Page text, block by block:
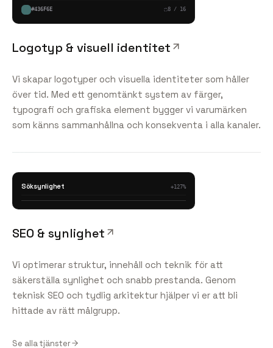
#436F6E 8 / 16
Logotyp & visuell identitet
Vi skapar logotyper och visuella identiteter som håller
över tid. Med ett genomtänkt system av färger,
typografi och grafiska element bygger vi varumärken
som känns sammanhållna och konsekventa i alla kanaler.
Söksynlighet +127%
SEO & synlighet
Vi optimerar struktur, innehåll och teknik för att
säkerställa synlighet och snabb prestanda. Genom
teknisk SEO och tydlig arkitektur hjälper vi er att bli
hittade av rätt målgrupp.
Se alla tjänster